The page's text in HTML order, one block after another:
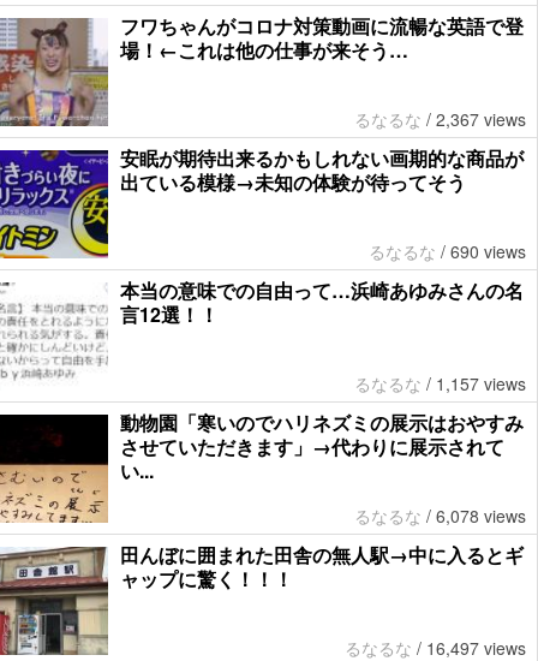
フワちゃんがコロナ対策動画に流暢な英語で登
場！←これは他の仕事が来そう…
るなるな / 2,367 views
安眠が期待出来るかもしれない画期的な商品が
出ている模様→未知の体験が待ってそう
るなるな / 690 views
本当の意味での自由って…浜崎あゆみさんの名
言12選！！
るなるな / 1,157 views
動物園「寒いのでハリネズミの展示はおやすみ
させていただきます」→代わりに展示されて
い...
るなるな / 6,078 views
田んぼに囲まれた田舎の無人駅→中に入るとギ
ャップに驚く！！！
るなるな / 16,497 views